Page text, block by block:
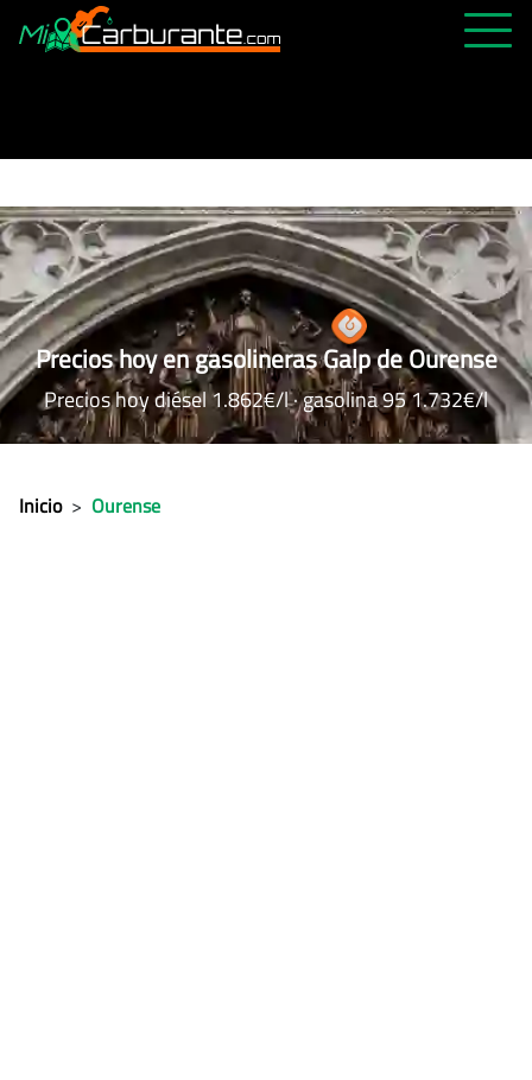
ABIERTAS 24H
ÚLTIMAS MATRÍCULAS
FAVORITAS
Precios hoy en gasolineras Galp de Ourense
Precios hoy diésel 1.862€/l · gasolina 95 1.732€/l
Inicio > Ourense